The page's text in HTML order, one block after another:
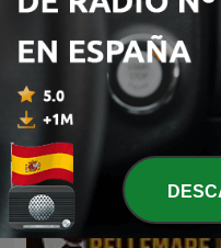
Terrores Nocturnos